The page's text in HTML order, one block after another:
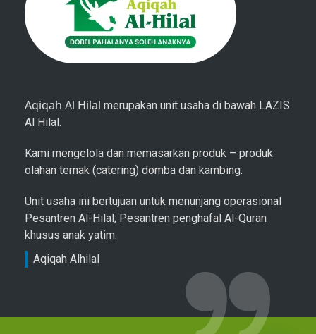
Aqiqah Al Hilal merupakan unit usaha di bawah LAZIS
Al Hilal.
Kami mengelola dan memasarkan produk – produk
olahan ternak (catering) domba dan kambing.
Unit usaha ini bertujuan untuk menunjang operasional
Pesantren Al-Hilal; Pesantren penghafal Al-Quran
khusus anak yatim.
Aqiqah Alhilal